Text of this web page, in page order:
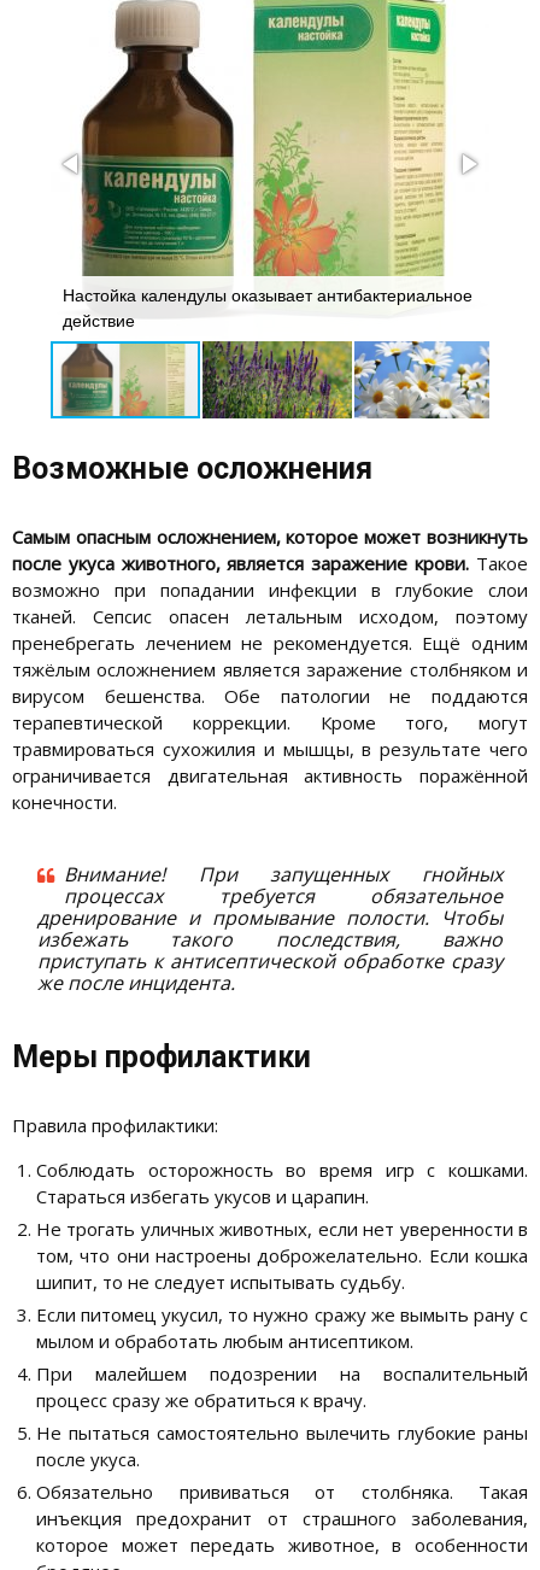
Настойка календулы оказывает антибактериальное
действие
Возможные осложнения
Самым опасным осложнением, которое может возникнуть
после укуса животного, является заражение крови. Такое
возможно при попадании инфекции в глубокие слои
тканей. Сепсис опасен летальным исходом, поэтому
пренебрегать лечением не рекомендуется. Ещё одним
тяжёлым осложнением является заражение столбняком и
вирусом бешенства. Обе патологии не поддаются
терапевтической коррекции. Кроме того, могут
травмироваться сухожилия и мышцы, в результате чего
ограничивается двигательная активность поражённой
конечности.
Внимание! При запущенных гнойных
процессах требуется обязательное
дренирование и промывание полости. Чтобы
избежать такого последствия, важно
приступать к антисептической обработке сразу
же после инцидента.
Меры профилактики
Правила профилактики:
Соблюдать осторожность во время игр с кошками.
Стараться избегать укусов и царапин.
Не трогать уличных животных, если нет уверенности в
том, что они настроены доброжелательно. Если кошка
шипит, то не следует испытывать судьбу.
Если питомец укусил, то нужно сражу же вымыть рану с
мылом и обработать любым антисептиком.
При малейшем подозрении на воспалительный
процесс сразу же обратиться к врачу.
Не пытаться самостоятельно вылечить глубокие раны
после укуса.
Обязательно прививаться от столбняка. Такая
инъекция предохранит от страшного заболевания,
которое может передать животное, в особенности